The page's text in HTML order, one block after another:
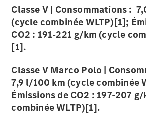
Tous les
Monospaces
Trouvez un
véhicule
neuf en
Classe V | Consommations :
(cycle combinée WLTP)[1];
CO2 : 191-221 g/km (cycle
[1].
Classe V Marco Polo |
7,9 l/100 km (cycle combinée
Émissions de CO2 : 197-207
combinée WLTP)[1].